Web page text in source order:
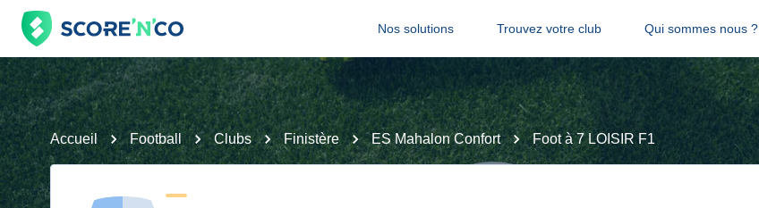
Nos solutions Trouvez votre club Qui sommes nous ?
Accueil Football Clubs Finistère ES Mahalon Confort Foot à 7 LOISIR F1